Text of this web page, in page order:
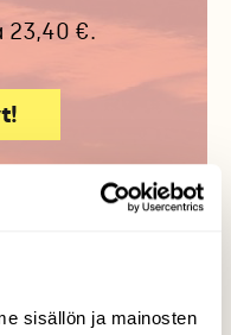
sisällön ja mainosten
23,40 €.